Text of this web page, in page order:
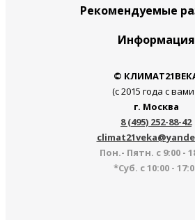
Рекомендуемые
Информация
©
(с 2015 года с вами
г. Москва
8 (495) 252-88-42
Пон.- Пятн. с 9:00 -
*Суб. с 10:00 -